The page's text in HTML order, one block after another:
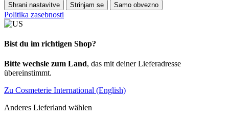
Shrani nastavitve Strinjam se Samo obvezno
Politika zasebnosti
Bist du im richtigen Shop?
Bitte wechsle zum Land, das mit deiner Lieferadresse
übereinstimmt.
Zu Cosmeterie International (English)
Anderes Lieferland wählen